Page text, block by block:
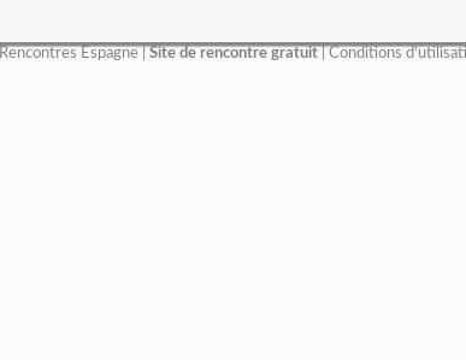
Rencontres Espagne| Site de rencontre gratuit| Conditions